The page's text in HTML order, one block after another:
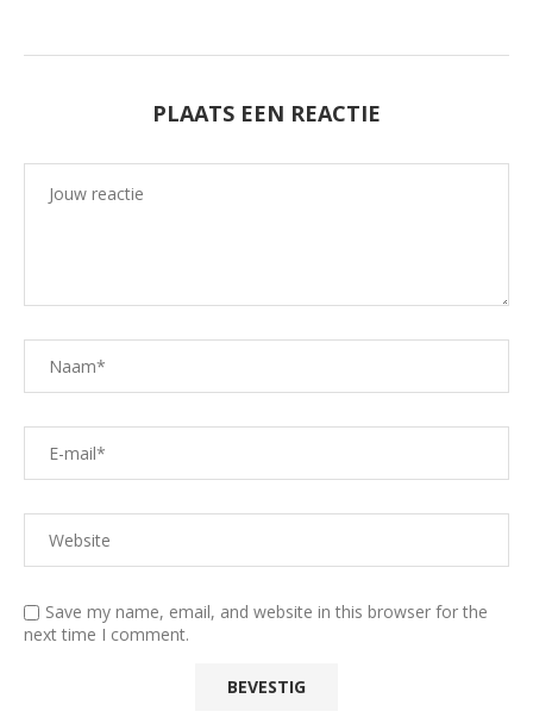
PLAATS EEN REACTIE
Save my name, email, and website in this browser for the
next time I comment.